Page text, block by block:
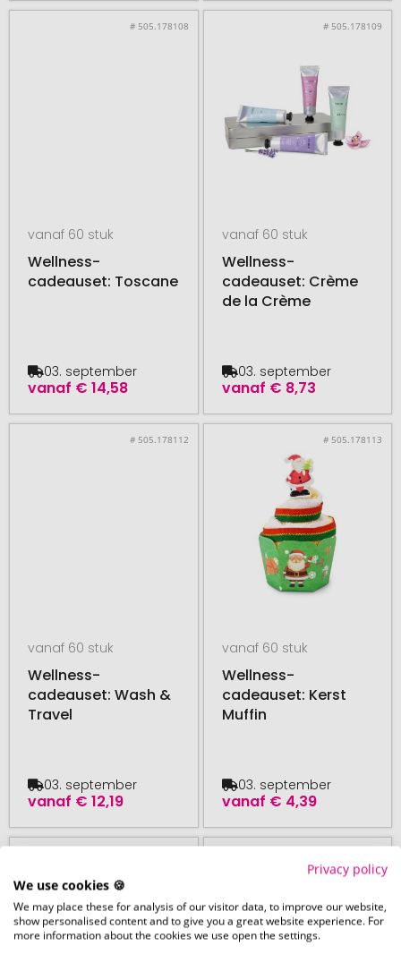
# 505.178108
vanaf 60 stuk
Wellness-
cadeauset: Toscane
vanaf € 14,58
03. september
# 505.178109
vanaf 60 stuk
Wellness-
cadeauset: Crème
de la Crème
vanaf € 8,73
03. september
# 505.178112
vanaf 60 stuk
Wellness-
cadeauset: Wash &
Travel
vanaf € 12,19
03. september
# 505.178113
vanaf 60 stuk
Wellness-
cadeauset: Kerst
Muffin
vanaf € 4,39
03. september
Privacy policy
We use cookies 🍪
We may place these for analysis of our visitor data, to improve our website,
show personalised content and to give you a great website experience. For
more information about the cookies we use open the settings.